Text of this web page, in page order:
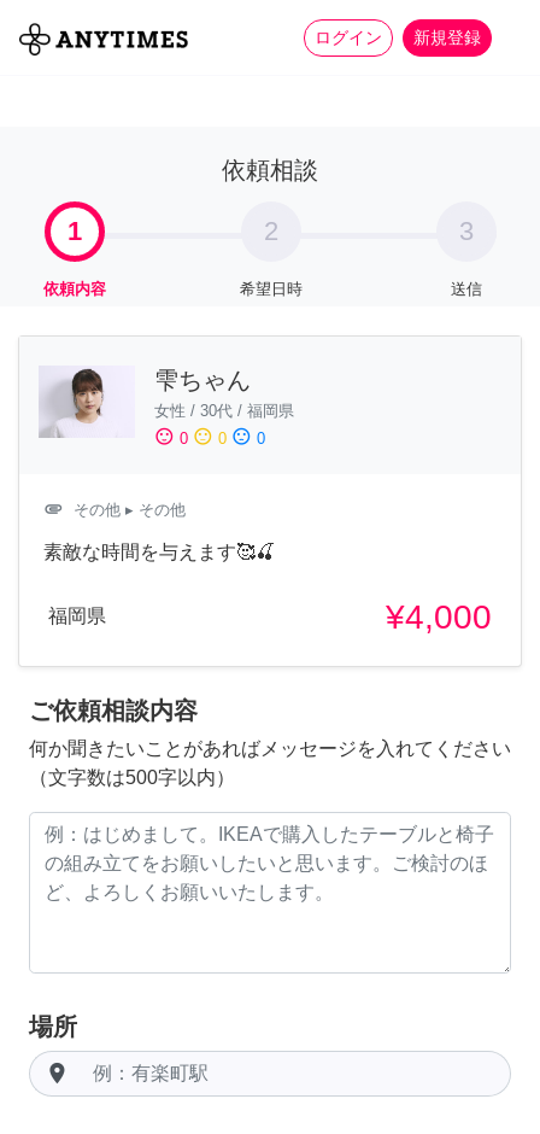
ログイン 新規登録
全て 家事 more_horiz
依頼相談
1
依頼内容
2
希望日時
3
送信
雫ちゃん
女性 / 30代 / 福岡県
sentiment_satisfied 0 sentiment_neutral 0 sentiment_dissatisfied 0
attachment その他 ▸ その他
素敵な時間を与えます🥰🍒
福岡県 ¥4,000
ご依頼相談内容
何か聞きたいことがあればメッセージを入れてください
（文字数は500字以内）
場所
room